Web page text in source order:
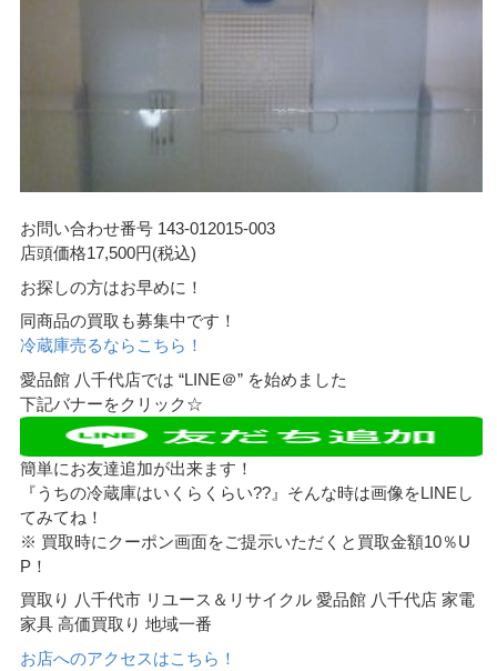
お問い合わせ番号 143-012015-003
店頭価格17,500円(税込)
お探しの方はお早めに！
同商品の買取も募集中です！
冷蔵庫売るならこちら！
愛品館 八千代店では “LINE＠” を始めました
下記バナーをクリック☆
簡単にお友達追加が出来ます！
『うちの冷蔵庫はいくらくらい??』そんな時は画像をLINEし
てみてね！
※ 買取時にクーポン画面をご提示いただくと買取金額10％U
P！
買取り 八千代市 リユース＆リサイクル 愛品館 八千代店 家電
家具 高価買取り 地域一番
お店へのアクセスはこちら！